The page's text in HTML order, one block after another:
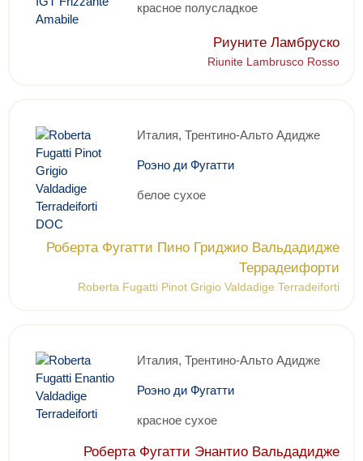
красное полусладкое
Риуните Ламбруско
Riunite Lambrusco Rosso
Италия, Трентино-Альто Адидже
Роэно ди Фугатти
белое сухое
Роберта Фугатти Пино Гриджио Вальдадидже
Террадеифорти
Roberta Fugatti Pinot Grigio Valdadige Terradeiforti
Италия, Трентино-Альто Адидже
Роэно ди Фугатти
красное сухое
Роберта Фугатти Энантио Вальдадидже